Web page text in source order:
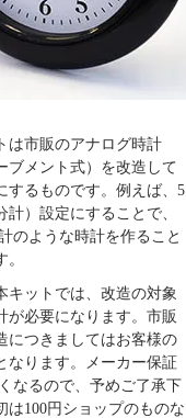
は市販のアナログ時計
ブメント式）を改造して
するものです。例えば、5
計）設定にすることで、
のような時計を作ること
ットでは、改造の対象
が必要になります。市販
につきましてはお客様の
なります。メーカー保証
なるので、予めご了承下
は100円ショップのものな